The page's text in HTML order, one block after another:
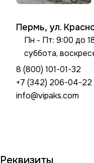
Пермь, ул.
Пн - Пт: 9:00 до
суббота,
8 (800) 101-01-32
+7 (342) 206-04-22
info@vipaks.com
Реквизиты